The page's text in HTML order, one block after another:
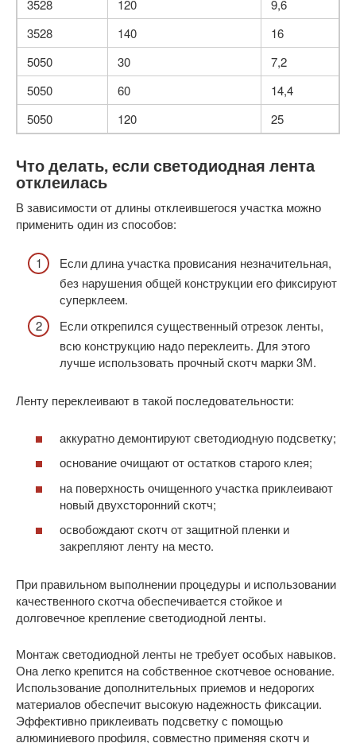
3528
120
9,6
3528
140
16
5050
30
7,2
5050
60
14,4
5050
120 25
Что делать, если светодиодная лента
отклеилась
В зависимости от длины отклеившегося участка можно
применить один из способов:
Если длина участка провисания незначительная,
без нарушения общей конструкции его фиксируют
суперклеем.
Если открепился существенный отрезок ленты,
всю конструкцию надо переклеить. Для этого
лучше использовать прочный скотч марки 3М.
Ленту переклеивают в такой последовательности:
аккуратно демонтируют светодиодную подсветку;
основание очищают от остатков старого клея;
на поверхность очищенного участка приклеивают
новый двухсторонний скотч;
освобождают скотч от защитной пленки и
закрепляют ленту на место.
При правильном выполнении процедуры и использовании
качественного скотча обеспечивается стойкое и
долговечное крепление светодиодной ленты.
Монтаж светодиодной ленты не требует особых навыков.
Она легко крепится на собственное скотчевое основание.
Использование дополнительных приемов и недорогих
материалов обеспечит высокую надежность фиксации.
Эффективно приклеивать подсветку с помощью
алюминиевого профиля, совместно применяя скотч и